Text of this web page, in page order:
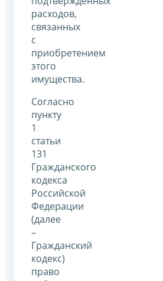
расходов,
связанных
с
приобретением
этого
имущества.
Согласно
пункту
1
статьи
131
Гражданского
кодекса
Российской
Федерации
(далее
–
Гражданский
кодекс)
право